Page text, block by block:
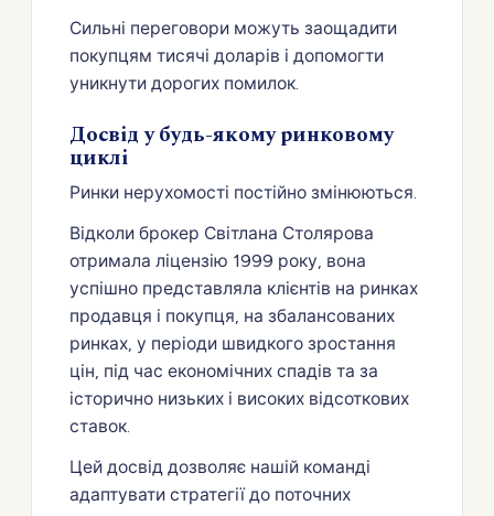
Сильні переговори можуть заощадити
покупцям тисячі доларів і допомогти
уникнути дорогих помилок.
Досвід у будь-якому ринковому
циклі
Ринки нерухомості постійно змінюються.
Відколи брокер Світлана Столярова
отримала ліцензію 1999 року, вона
успішно представляла клієнтів на ринках
продавця і покупця, на збалансованих
ринках, у періоди швидкого зростання
цін, під час економічних спадів та за
історично низьких і високих відсоткових
ставок.
Цей досвід дозволяє нашій команді
адаптувати стратегії до поточних